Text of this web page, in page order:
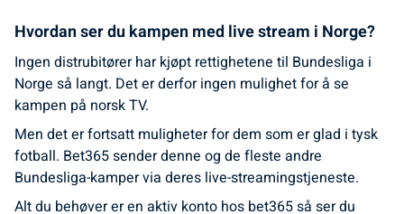
Hvordan ser du kampen med live stream i Norge?
Ingen distrubitører har kjøpt rettighetene til Bundesliga i
Norge så langt. Det er derfor ingen mulighet for å se
kampen på norsk TV.
Men det er fortsatt muligheter for dem som er glad i tysk
fotball. Bet365 sender denne og de fleste andre
Bundesliga-kamper via deres live-streamingstjeneste.
Alt du behøver er en aktiv konto hos bet365 så ser du